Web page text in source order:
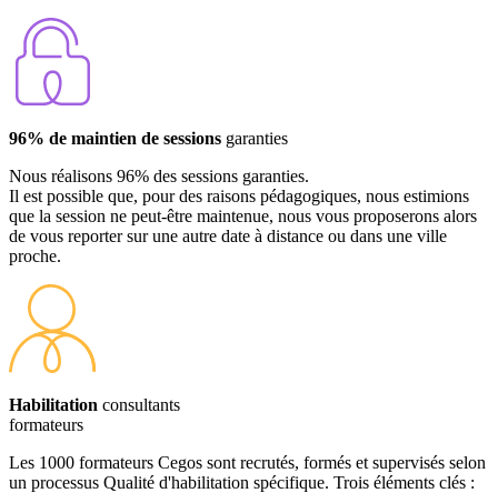
96% de maintien de sessions garanties
Nous réalisons 96% des sessions garanties.
Il est possible que, pour des raisons pédagogiques, nous estimions
que la session ne peut-être maintenue, nous vous proposerons alors
de vous reporter sur une autre date à distance ou dans une ville
proche.
Habilitation consultants
formateurs
Les 1000 formateurs Cegos sont recrutés, formés et supervisés selon
un processus Qualité d'habilitation spécifique. Trois éléments clés :